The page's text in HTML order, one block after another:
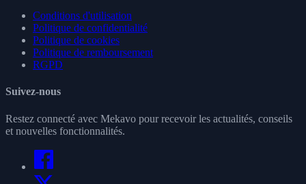
Conditions d'utilisation
Politique de confidentialité
Politique de cookies
Politique de remboursement
RGPD
Suivez-nous
Restez connecté avec Mekavo pour recevoir les actualités, conseils
et nouvelles fonctionnalités.